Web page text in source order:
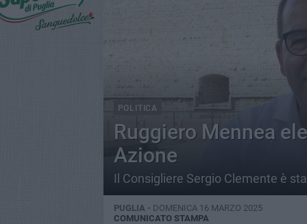
POLITICA
Ruggiero Mennea
Azione
Il Consigliere Sergio Clemente è
PUGLIA - DOMENICA 16 MARZO 2025
COMUNICATO STAMPA